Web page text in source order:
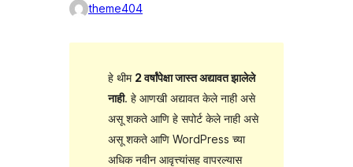
theme404
हे थीम 2 वर्षांपेक्षा जास्त अद्यावत झालेले
नाही. हे आणखी अद्यावत केले नाही असे
असू शकते आणि हे सपोर्ट केले नाही असे
असू शकते आणि WordPress च्या
अधिक नवीन आवृत्त्यांसह वापरल्यास